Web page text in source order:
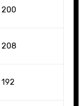
200
208
192